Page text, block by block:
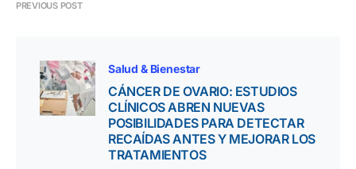
PREVIOUS POST
Salud & Bienestar
CÁNCER DE OVARIO: ESTUDIOS
CLÍNICOS ABREN NUEVAS
POSIBILIDADES PARA DETECTAR
RECAÍDAS ANTES Y MEJORAR LOS
TRATAMIENTOS